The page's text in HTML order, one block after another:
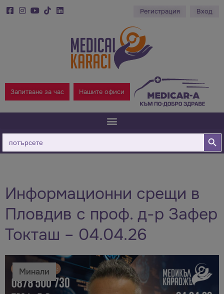
Регистрация Вход
Запитване за час Нашите офиси
Търсене
за:
Бутон
Информационни срещи в
Пловдив с проф. д-р Зафер
Токташ – 04.04.26
Минали